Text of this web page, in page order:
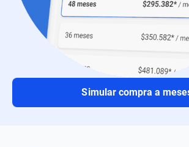
Simular compra a